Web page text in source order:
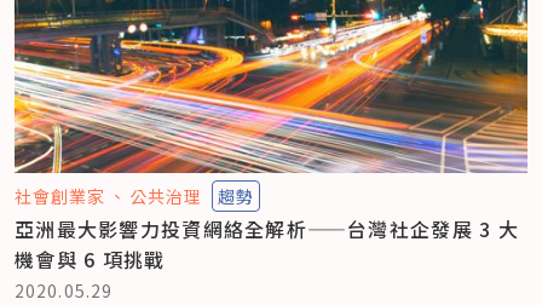
社會創業家 公共治理 趨勢
亞洲最大影響力投資網絡全解析——台灣社企發展 3 大
機會與 6 項挑戰
2020.05.29